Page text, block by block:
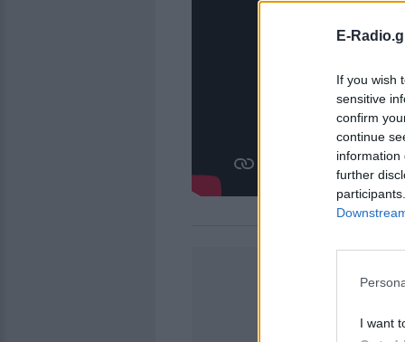
E-
If you wish
sensitive
confirm
continue
information
further
I want